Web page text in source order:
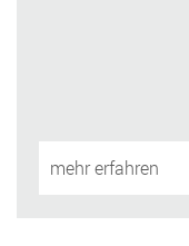
mehr erfahren